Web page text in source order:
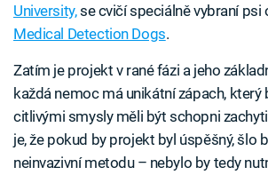
University,se cvičí speciálně vybraní psi
Medical Detection Dogs.
Zatím je projekt v rané fázi a jeho
každá nemoc má unikátní zápach, který
citlivými smysly měli být schopni
je, že pokud by projekt byl úspěšný, šlo
neinvazivní metodu –⁠ nebylo by tedy